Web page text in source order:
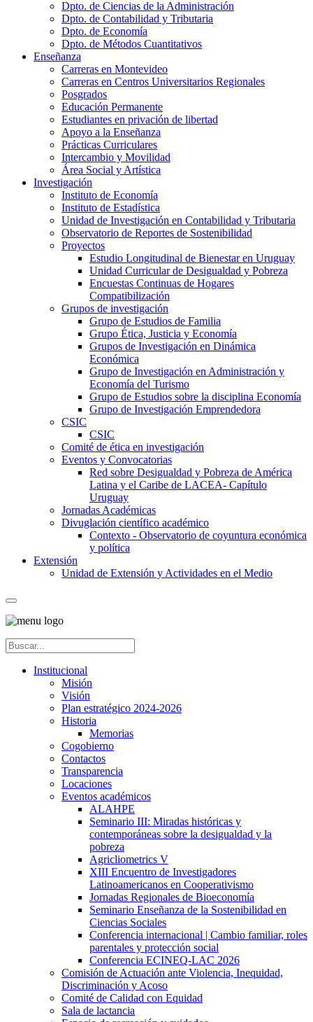
Dpto. de Ciencias de la Administración
Dpto. de Contabilidad y Tributaria
Dpto. de Economía
Dpto. de Métodos Cuantitativos
Enseñanza
Carreras en Montevideo
Carreras en Centros Universitarios Regionales
Posgrados
Educación Permanente
Estudiantes en privación de libertad
Apoyo a la Enseñanza
Prácticas Curriculares
Intercambio y Movilidad
Área Social y Artística
Investigación
Instituto de Economía
Instituto de Estadística
Unidad de Investigación en Contabilidad y Tributaria
Observatorio de Reportes de Sostenibilidad
Proyectos
Estudio Longitudinal de Bienestar en Uruguay
Unidad Curricular de Desigualdad y Pobreza
Encuestas Continuas de Hogares
Compatibilización
Grupos de investigación
Grupo de Estudios de Familia
Grupo Ética, Justicia y Economía
Grupos de Investigación en Dinámica
Económica
Grupo de Investigación en Administración y
Economía del Turismo
Grupo de Estudios sobre la disciplina Economía
Grupo de Investigación Emprendedora
CSIC
CSIC
Comité de ética en investigación
Eventos y Convocatorias
Red sobre Desigualdad y Pobreza de América
Latina y el Caribe de LACEA- Capítulo
Uruguay
Jornadas Académicas
Divuglación científico académico
Contexto - Observatorio de coyuntura económica
y política
Extensión
Unidad de Extensión y Actividades en el Medio
Institucional
Misión
Visión
Plan estratégico 2024-2026
Historia
Memorias
Cogobierno
Contactos
Transparencia
Locaciones
Eventos académicos
ALAHPE
Seminario III: Miradas históricas y
contemporáneas sobre la desigualdad y la
pobreza
Agricliometrics V
XIII Encuentro de Investigadores
Latinoamericanos en Cooperativismo
Jornadas Regionales de Bioeconomía
Seminario Enseñanza de la Sostenibilidad en
Ciencias Sociales
Conferencia internacional | Cambio familiar, roles
parentales y protección social
Conferencia ECINEQ-LAC 2026
Comisión de Actuación ante Violencia, Inequidad,
Discriminación y Acoso
Comité de Calidad con Equidad
Sala de lactancia